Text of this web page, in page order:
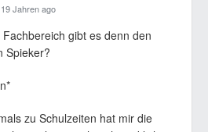
19 Jahren ago
gibt es denn den
Spieker?
zu Schulzeiten hat mir die